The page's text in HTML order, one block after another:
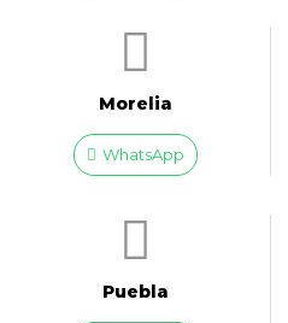
Morelia
WhatsApp
Puebla